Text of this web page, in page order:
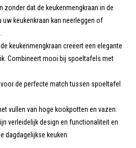
zonder dat de keukenmengkraan in de
keukenkraan kan neerleggen of
keukenmengkraan creëert een elegante
Combineert mooi bij spoeltafels met
de perfecte match tussen spoeltafel
vullen van hoge kookpotten en vazen.
verleidelijk design en functionaliteit en
dagdagelijkse keuken.